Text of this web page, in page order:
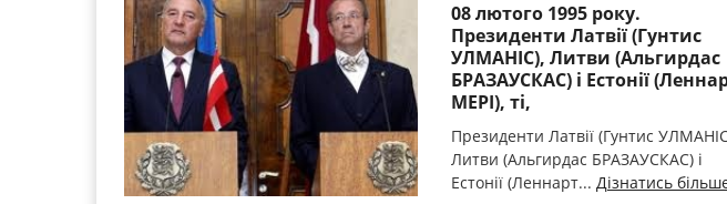
08 лютого 1995 року.
Президенти Латвії (Гунтис
УЛМАНІС), Литви (Альгирдас
БРАЗАУСКАС) і Естонії
МЕРІ), ті,
Президенти Латвії (Гунтис
Литви (Альгирдас БРАЗАУСКАС) і
Естонії (Леннарт... Дізнатись